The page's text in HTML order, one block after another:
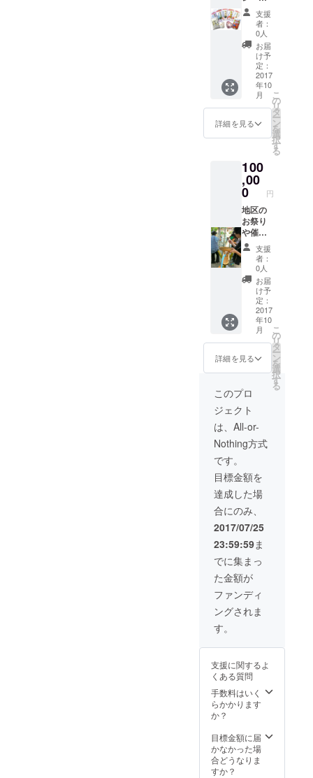
要望に
合わせ
ます。
粉 ２
パック
孫作
の有機
栽培コ
シヒカ
リを原
料にし
たカ
レー粉
です。
保存
料、化
料は一
切使用
してお
りませ
ん。
フレー
クタイ
プなの
でアレ
ンジメ
ニュー
も簡
単。
子供で
も食べ
られる
甘口で
す。 ・
麺 １
０食
孫作の
コシヒ
カリで
作った
米麺で
す。 ・
ハート
形タイ
プ フ
ジッリ
タイ
プ 各
１パッ
ク 孫
作の農
薬不使
用コシ
ヒカリ
を原料
り、プ
した新
食感パ
スタで
す。 サ
ラダや
にもお
すすめ
です。
支援
者：
0人
お届
け予
定：
2017
年10
月
詳細を見る
こ
の
リ
タ
ー
ン
を
選
択
す
る
100
,00
0 円
地区の
お祭り
や催事
にお伺
いし
て、流
しそう
めんを
行いま
す。 １
００人
分の材
料、機
材備品
一式を
１パッ
クと致
しま
す。 可
能な限
り支援
者様の
るよう
な内容
に致し
ます。
※１パッ
ク以上
の量に
なる場
合や、
イベン
ト開催
地が遠
方にな
費用が
る場合
が御座
いま
す。予
めご了
さいま
せ。 イ
ベント
詳細、
支援
者：
0人
お届
け予
定：
2017
年10
月
詳細を見る
こ
の
リ
タ
ー
ン
を
選
択
す
る
このプロ
ジェクト
は、All-or-
Nothing方式
です。
目標金額を
達成した場
合にのみ、
2017/07/25
23:59:59ま
でに集まっ
た金額が
ファンディ
ングされま
す。
支援に関するよ
くある質問
手数料はいく
らかかります
か？
目標金額に届
かなかった場
合どうなりま
すか？